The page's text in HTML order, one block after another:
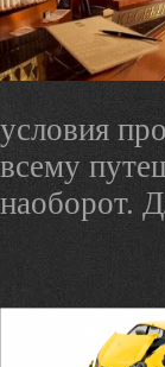
условия
всему
наоборот.